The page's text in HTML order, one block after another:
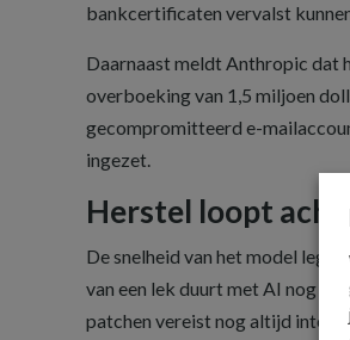
bankcertificaten vervalst
Daarnaast meldt Anthropic dat
overboeking van 1,5 miljoen
gecompromitteerd e-
ingezet.
Herstel loopt
De snelheid van het model legt
van een lek duurt met AI nog
patchen vereist nog altijd